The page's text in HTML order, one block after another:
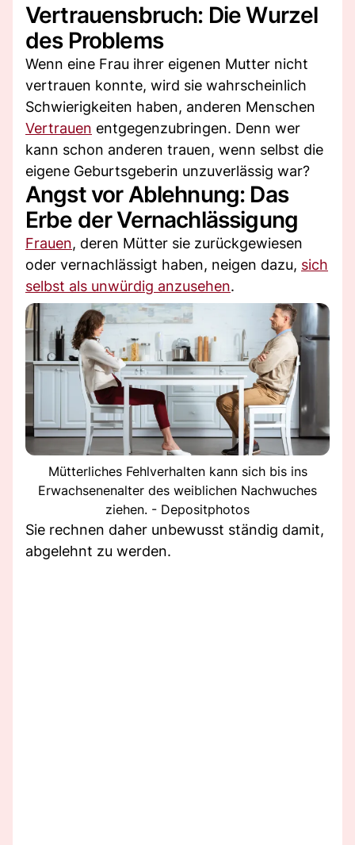
Vertrauensbruch: Die Wurzel
des Problems
Wenn eine Frau ihrer eigenen Mutter nicht
vertrauen konnte, wird sie wahrscheinlich
Schwierigkeiten haben, anderen Menschen
Vertrauen entgegenzubringen. Denn wer
kann schon anderen trauen, wenn selbst die
eigene Geburtsgeberin unzuverlässig war?
Angst vor Ablehnung: Das
Erbe der Vernachlässigung
Frauen, deren Mütter sie zurückgewiesen
oder vernachlässigt haben, neigen dazu, sich
selbst als unwürdig anzusehen.
Mütterliches Fehlverhalten kann sich bis ins
Erwachsenenalter des weiblichen Nachwuches
ziehen. - Depositphotos
Sie rechnen daher unbewusst ständig damit,
abgelehnt zu werden.